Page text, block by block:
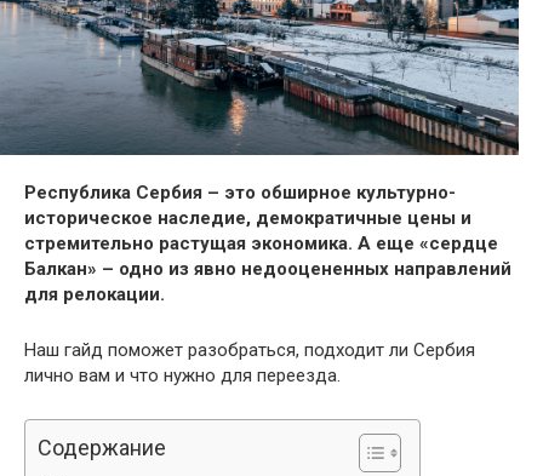
Республика Сербия – это обширное культурно-
историческое наследие, демократичные цены и
стремительно растущая экономика. А еще «сердце
Балкан» – одно из явно недооцененных направлений
для релокации.
Наш гайд поможет разобраться, подходит ли Сербия
лично вам и что нужно для переезда.
Содержание